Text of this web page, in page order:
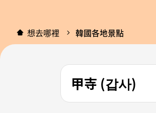
想去哪裡 韓國各地景點
甲寺 (갑사)